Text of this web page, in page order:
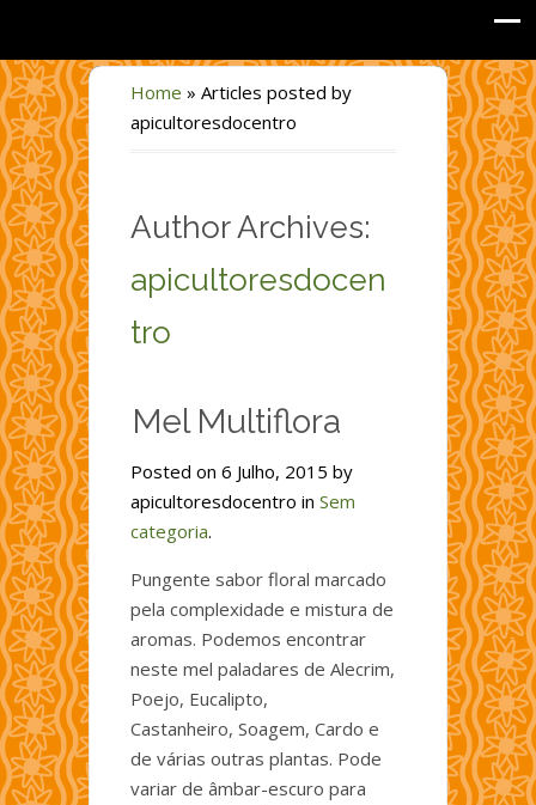
Home » Articles posted by
apicultoresdocentro
Author Archives:
apicultoresdocen
tro
Mel Multiflora
Posted on 6 Julho, 2015 by
apicultoresdocentro in Sem
categoria.
Pungente sabor floral marcado
pela complexidade e mistura de
aromas. Podemos encontrar
neste mel paladares de Alecrim,
Poejo, Eucalipto,
Castanheiro, Soagem, Cardo e
de várias outras plantas. Pode
variar de âmbar-escuro para